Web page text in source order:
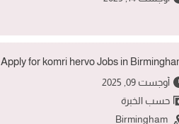
Apply for komri hervo Jobs in
أوجست 09, 2025
حسب الخبرة
Birmingham